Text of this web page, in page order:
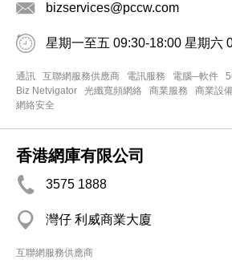
bizservices@pccw.com
星期一至五 09:30-18:00 星期六
通訊 互聯網服務供應商 電訊服務 電腦─軟件
Biz Netvigator
光纖寬頻網絡 商業服務 商業設
網絡安全
香港網庫有限公司
3575 1888
灣仔 利威商業大廈
互聯網服務供應商